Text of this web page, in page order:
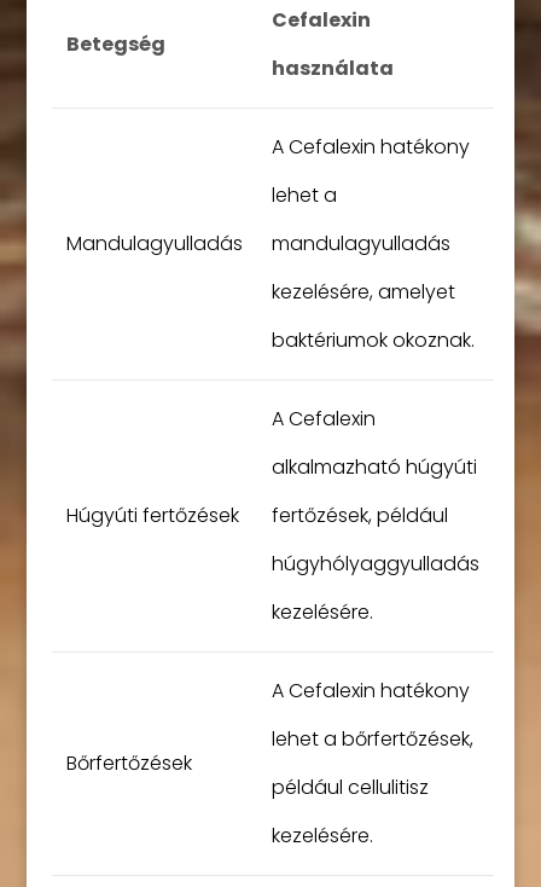
Betegség
Cefalexin
használata
Mandulagyulladás
A Cefalexin hatékony
lehet a
mandulagyulladás
kezelésére, amelyet
baktériumok okoznak.
Húgyúti fertőzések
A Cefalexin
alkalmazható húgyúti
fertőzések, például
húgyhólyaggyulladás
kezelésére.
Bőrfertőzések
A Cefalexin hatékony
lehet a bőrfertőzések,
például cellulitisz
kezelésére.